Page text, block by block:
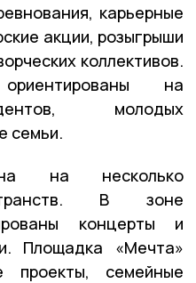
карьерные
акции, розыгрыши
коллективов.
на
молодых
семьи.
на несколько
В зоне
концерты и
Площадка «Мечта»
проекты, семейные